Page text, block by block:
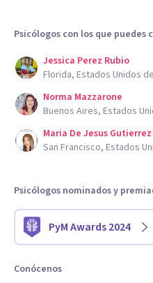
Psicólogos con los que puedes
Jessica Perez Rubio
Florida, Estados Unidos
Norma Mazzarone
Buenos Aires, Estados
Maria De Jesus
San Francisco, Estados
Psicólogos nominados y
PyM Awards 2024
Conócenos